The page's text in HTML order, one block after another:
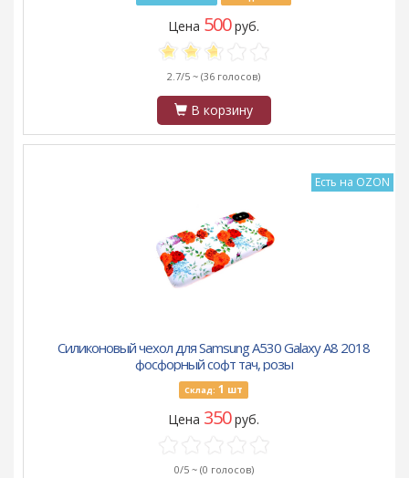
Цена 500руб.
2.7/5 ~ (36 голосов)
В корзину
Есть на OZON
Силиконовый чехол для Samsung A530 Galaxy A8 2018
фосфорный софт тач, розы
Склад: 1 шт
Цена 350руб.
0/5 ~ (0 голосов)